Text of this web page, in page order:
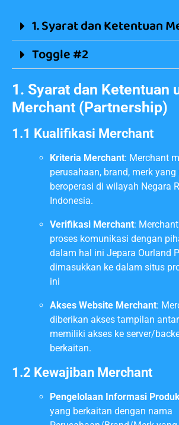
1. Syarat dan Ketentuan
Toggle #2
1. Syarat dan Ketentuan
Merchant (Partnership)
1.1 Kualifikasi Merchant
Kriteria Merchant: Merchant
perusahaan, brand, merk
beroperasi di wilayah Negara
Indonesia.
Verifikasi Merchant:
proses komunikasi dengan
dalam hal ini Jepara Ourland
dimasukkan ke dalam situs
ini
Akses Website Merchant:
diberikan akses tampilan
memiliki akses ke server/
berkaitan.
1.2 Kewajiban Merchant
Pengelolaan Informasi
yang berkaitan dengan nama